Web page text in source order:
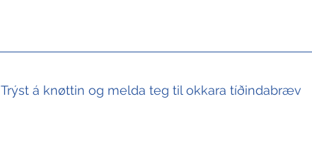
Trýst á knøttin og melda teg til okkara tíðindabræv